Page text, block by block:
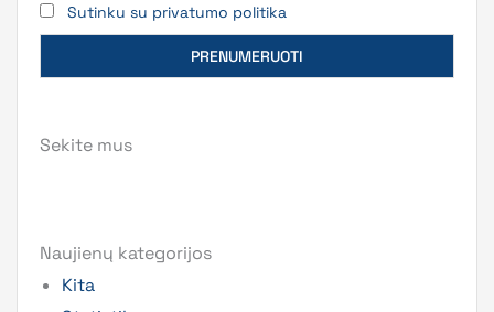
Sutinku su privatumo politika
Sekite mus
Naujienų kategorijos
Kita